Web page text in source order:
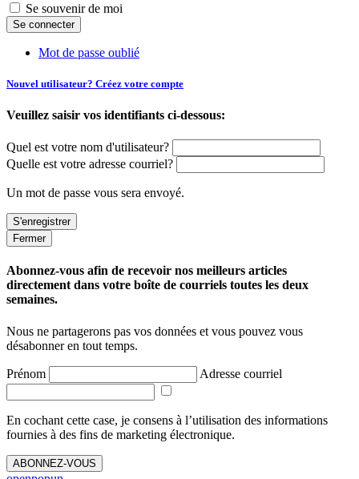
Se souvenir de moi
Mot de passe oublié
Nouvel utilisateur? Créez votre compte
Veuillez saisir vos identifiants ci-dessous:
Quel est votre nom d'utilisateur?
Quelle est votre adresse courriel?
Un mot de passe vous sera envoyé.
Fermer
Abonnez-vous afin de recevoir nos meilleurs articles
directement dans votre boîte de courriels toutes les deux
semaines.
Nous ne partagerons pas vos données et vous pouvez vous
désabonner en tout temps.
Prénom Adresse courriel
En cochant cette case, je consens à l’utilisation des informations
fournies à des fins de marketing électronique.
ABONNEZ-VOUS